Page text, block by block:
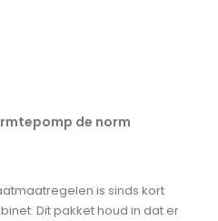
de norm
is sinds kort
Dit pakket houd in dat er